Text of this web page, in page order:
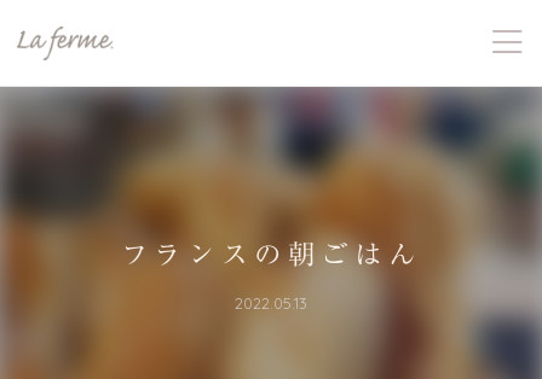
フランスの朝ごはん
2022.05.13